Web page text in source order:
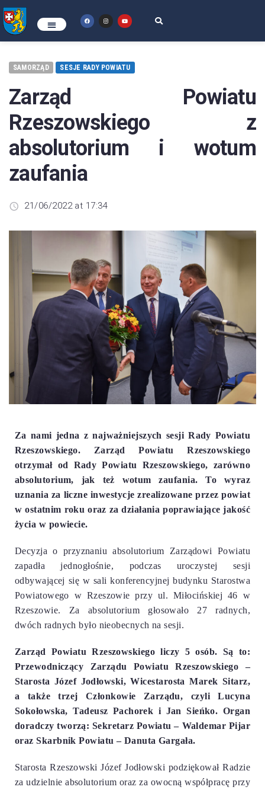
SAMORZĄD SESJE RADY POWIATU
Zarząd Powiatu
Rzeszowskiego z
absolutorium i wotum
zaufania
21/06/2022 at 17:34
Za nami jedna z najważniejszych sesji Rady Powiatu
Rzeszowskiego. Zarząd Powiatu Rzeszowskiego
otrzymał od Rady Powiatu Rzeszowskiego, zarówno
absolutorium, jak też wotum zaufania. To wyraz
uznania za liczne inwestycje zrealizowane przez powiat
w ostatnim roku oraz za działania poprawiające jakość
życia w powiecie.
Decyzja o przyznaniu absolutorium Zarządowi Powiatu
zapadła jednogłośnie, podczas uroczystej sesji
odbywającej się w sali konferencyjnej budynku Starostwa
Powiatowego w Rzeszowie przy ul. Miłocińskiej 46 w
Rzeszowie. Za absolutorium głosowało 27 radnych,
dwóch radnych było nieobecnych na sesji.
Zarząd Powiatu Rzeszowskiego liczy 5 osób. Są to:
Przewodniczący Zarządu Powiatu Rzeszowskiego –
Starosta Józef Jodłowski, Wicestarosta Marek Sitarz,
a także trzej Członkowie Zarządu, czyli Lucyna
Sokołowska, Tadeusz Pachorek i Jan Sieńko. Organ
doradczy tworzą: Sekretarz Powiatu – Waldemar Pijar
oraz Skarbnik Powiatu – Danuta Gargała.
Starosta Rzeszowski Józef Jodłowski podziękował Radzie
za udzielnie absolutorium oraz za owocną współpracę przy